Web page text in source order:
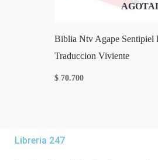
Biblia Ntv Agape Sentipiel
Traduccion Viviente
$ 70.700
Libreria 247